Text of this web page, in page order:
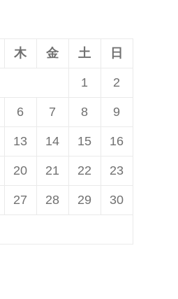
木 金 土 日
1 2
6 7 8 9
13 14 15 16
20 21 22 23
27 28 29 30